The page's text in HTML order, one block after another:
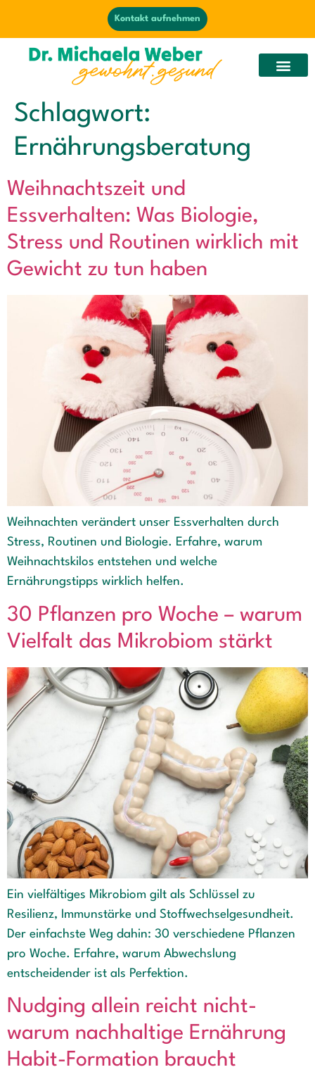
Kontakt aufnehmen
Schlagwort:
Ernährungsberatung
Weihnachtszeit und
Essverhalten: Was Biologie,
Stress und Routinen wirklich mit
Gewicht zu tun haben
Weihnachten verändert unser Essverhalten durch
Stress, Routinen und Biologie. Erfahre, warum
Weihnachtskilos entstehen und welche
Ernährungstipps wirklich helfen.
30 Pflanzen pro Woche – warum
Vielfalt das Mikrobiom stärkt
Ein vielfältiges Mikrobiom gilt als Schlüssel zu
Resilienz, Immunstärke und Stoffwechselgesundheit.
Der einfachste Weg dahin: 30 verschiedene Pflanzen
pro Woche. Erfahre, warum Abwechslung
entscheidender ist als Perfektion.
Nudging allein reicht nicht-
warum nachhaltige Ernährung
Habit-Formation braucht